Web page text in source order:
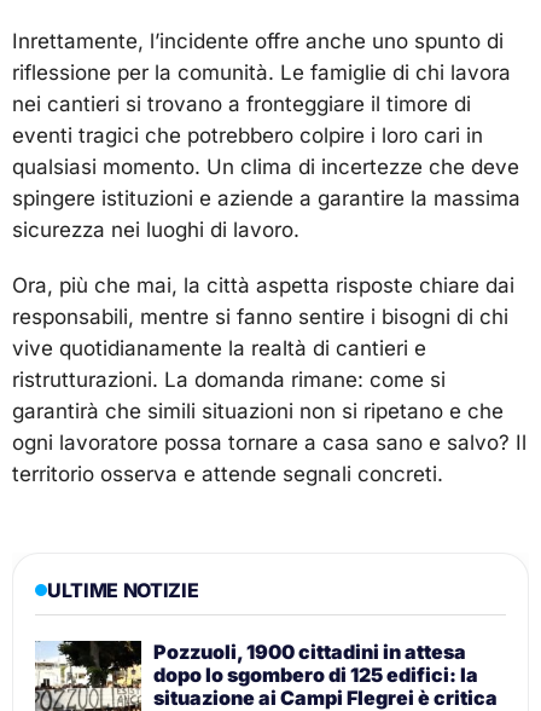
Inrettamente, l’incidente offre anche uno spunto di
riflessione per la comunità. Le famiglie di chi lavora
nei cantieri si trovano a fronteggiare il timore di
eventi tragici che potrebbero colpire i loro cari in
qualsiasi momento. Un clima di incertezze che deve
spingere istituzioni e aziende a garantire la massima
sicurezza nei luoghi di lavoro.
Ora, più che mai, la città aspetta risposte chiare dai
responsabili, mentre si fanno sentire i bisogni di chi
vive quotidianamente la realtà di cantieri e
ristrutturazioni. La domanda rimane: come si
garantirà che simili situazioni non si ripetano e che
ogni lavoratore possa tornare a casa sano e salvo? Il
territorio osserva e attende segnali concreti.
ULTIME NOTIZIE
Pozzuoli, 1900 cittadini in attesa
dopo lo sgombero di 125 edifici: la
situazione ai Campi Flegrei è critica